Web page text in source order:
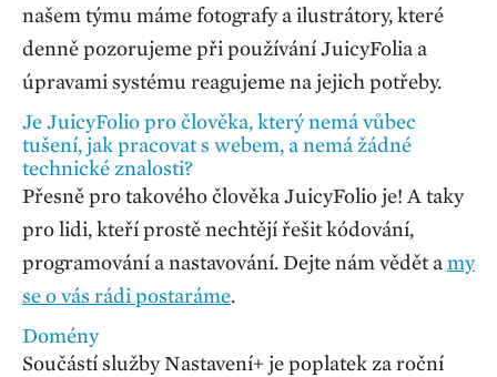
našem týmu máme fotografy a ilustrátory, které
denně pozorujeme při používání JuicyFolia a
úpravami systému reagujeme na jejich potřeby.
Je JuicyFolio pro člověka, který nemá vůbec
tušení, jak pracovat s webem, a nemá žádné
technické znalosti?
Přesně pro takového člověka JuicyFolio je! A taky
pro lidi, kteří prostě nechtějí řešit kódování,
programování a nastavování. Dejte nám vědět amy
se o vás rádi postaráme.
Domény
Součástí služby Nastavení+ je poplatek za roční